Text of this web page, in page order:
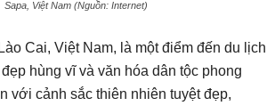
Sapa, Việt Nam (Nguồn: Internet)
Cai, Việt Nam, là một điểm đến du lịch
hùng vĩ và văn hóa dân tộc phong
với cảnh sắc thiên nhiên tuyệt đẹp,